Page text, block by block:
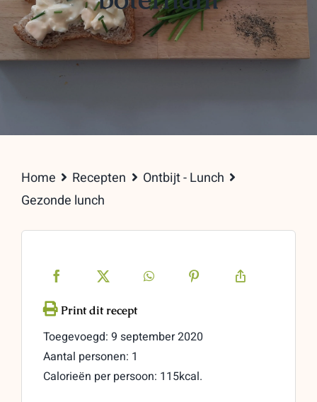
Home Recepten
Ontbijt - Lunch
Gezonde lunch
Toegevoegd: 9 september 2020
Aantal personen: 1
Calorieën per persoon: 115kcal.